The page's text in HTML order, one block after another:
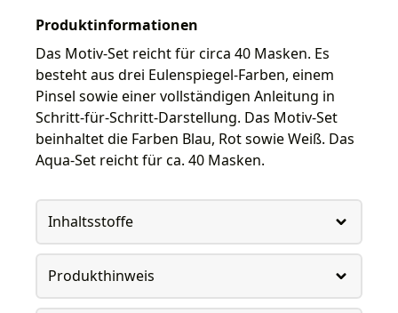
Produktinformationen
Das Motiv-Set reicht für circa 40 Masken. Es
besteht aus drei Eulenspiegel-Farben, einem
Pinsel sowie einer vollständigen Anleitung in
Schritt-für-Schritt-Darstellung. Das Motiv-Set
beinhaltet die Farben Blau, Rot sowie Weiß. Das
Aqua-Set reicht für ca. 40 Masken.
Inhaltsstoffe
Produkthinweis